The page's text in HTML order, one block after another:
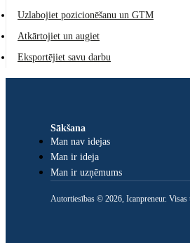
Uzlabojiet pozicionēšanu un GTM
Atkārtojiet un augiet
Eksportējiet savu darbu
Sākšana
Man nav idejas
Man ir ideja
Man ir uzņēmums
Autortiesības © 2026, Icanpreneur. Visas